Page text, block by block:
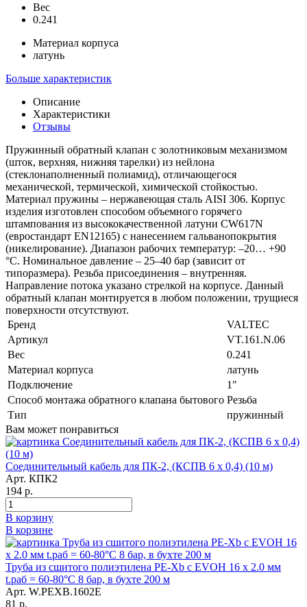
Вес
0.241
Материал корпуса
латунь
Больше характеристик
Описание
Характеристики
Отзывы
Пружинный обратный клапан с золотниковым механизмом
(шток, верхняя, нижняя тарелки) из нейлона
(стеклонаполненный полиамид), отличающегося
механической, термической, химической стойкостью.
Материал пружины – нержавеющая сталь AISI 306. Корпус
изделия изготовлен способом объемного горячего
штампования из высококачественной латуни CW617N
(евростандарт EN12165) с нанесением гальванопокрытия
(никелирование). Диапазон рабочих температур: –20… +90
°С. Номинальное давление – 25–40 бар (зависит от
типоразмера). Резьба присоединения – внутренняя.
Направление потока указано стрелкой на корпусе. Данный
обратный клапан монтируется в любом положении, трущиеся
поверхности отсутствуют.
Бренд
VALTEC
Артикул
VT.161.N.06
Вес
0.241
Материал корпуса
латунь
Подключение
1"
Способ монтажа обратного клапана бытового Резьба
Тип
пружинный
Вам может понравиться
Соединительный кабель для ПК-2, (КСПВ 6 х 0,4) (10 м)
Арт. КПК2
194 р.
В корзину
В корзине
Труба из сшитого полиэтилена PE-Xb с EVOH 16 x 2.0 мм
t.раб = 60-80°C 8 бар, в бухте 200 м
Арт. W.PEXB.1602E
81 р.